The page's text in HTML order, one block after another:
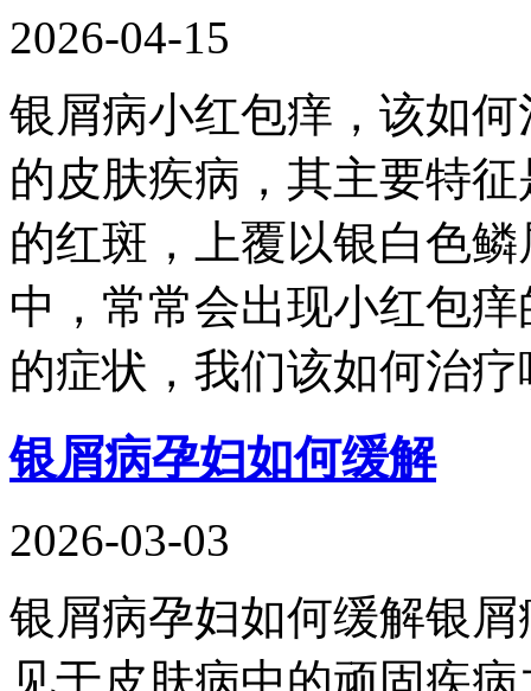
2026-04-15
银屑病小红包痒，该如
的皮肤疾病，其主要特
的红斑，上覆以银白色
中，常常会出现小红包
的症状，我们该如何治
银屑病孕妇如何缓解
2026-03-03
银屑病孕妇如何缓解银
见于皮肤病中的顽固疾